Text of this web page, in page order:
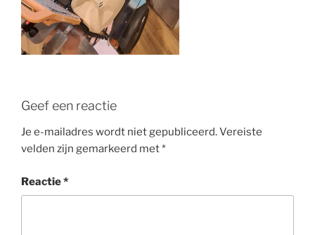
Geef een reactie
Je e-mailadres wordt niet gepubliceerd.Vereiste
velden zijn gemarkeerd met*
Reactie*